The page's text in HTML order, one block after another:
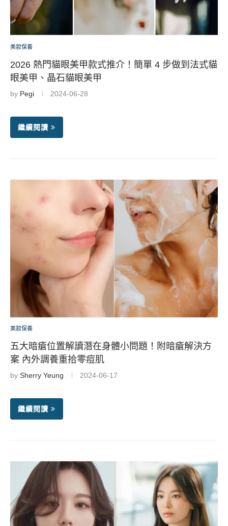
美妝保養
2026 熱門貓眼美甲款式推介！簡單 4 步做到法式貓
眼美甲、晶石貓眼美甲
by Pegi 2024-06-28
繼續閱讀
美妝保養
五大暗瘡位置解讀潛在身體小問題！附暗瘡解決方
案 內外調養重拾零痘肌
by Sherry Yeung 2024-06-17
繼續閱讀